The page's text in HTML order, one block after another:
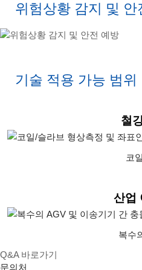
위험상황 감지 및
기술 적용 가능 범위
철
코
산업
복수
Q&A 바로가기
문의처